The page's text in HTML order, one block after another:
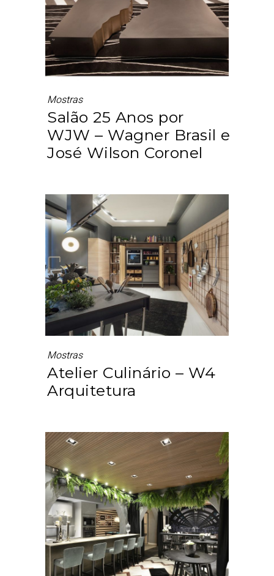
Mostras
Salão 25 Anos por
WJW – Wagner Brasil e
José Wilson Coronel
Mostras
Atelier Culinário – W4
Arquitetura